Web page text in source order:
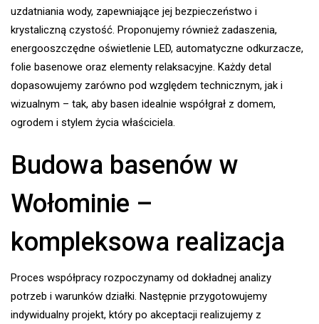
uzdatniania wody, zapewniające jej bezpieczeństwo i
krystaliczną czystość. Proponujemy również zadaszenia,
energooszczędne oświetlenie LED, automatyczne odkurzacze,
folie basenowe oraz elementy relaksacyjne. Każdy detal
dopasowujemy zarówno pod względem technicznym, jak i
wizualnym – tak, aby basen idealnie współgrał z domem,
ogrodem i stylem życia właściciela.
Budowa basenów w
Wołominie –
kompleksowa realizacja
Proces współpracy rozpoczynamy od dokładnej analizy
potrzeb i warunków działki. Następnie przygotowujemy
indywidualny projekt, który po akceptacji realizujemy z